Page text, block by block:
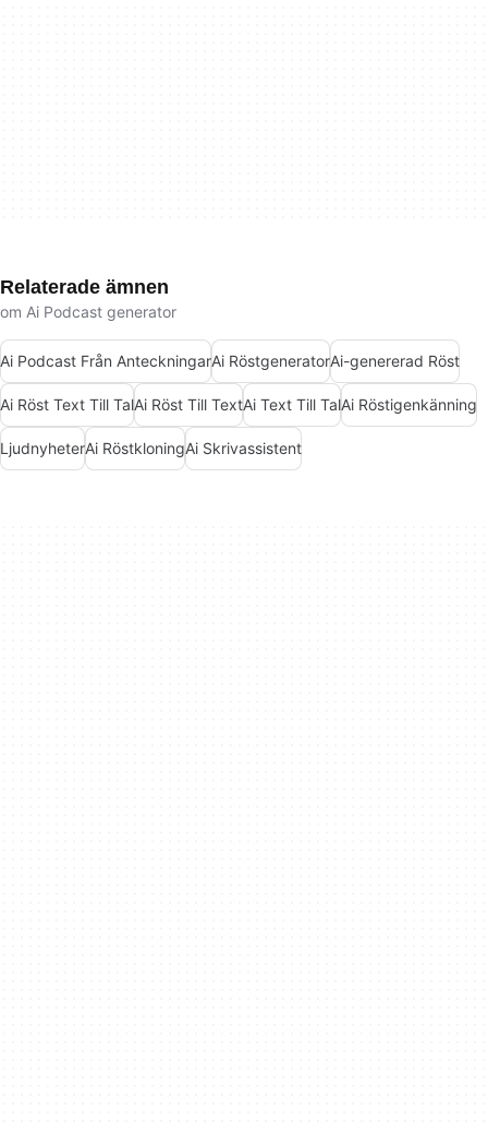
Relaterade ämnen
om Ai Podcast generator
Ai Podcast Från AnteckningarAi RöstgeneratorAi-genererad Röst
Ai Röst Text Till TalAi Röst Till TextAi Text Till TalAi Röstigenkänning
LjudnyheterAi RöstkloningAi Skrivassistent